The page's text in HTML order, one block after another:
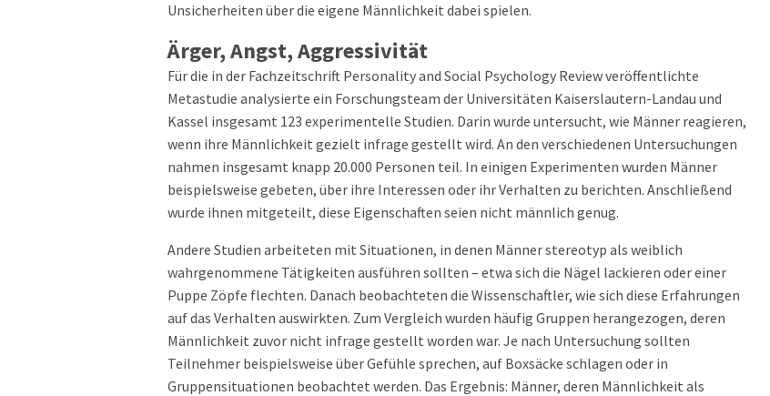
Unsicherheiten über die eigene Männlichkeit dabei spielen.
Ärger, Angst, Aggressivität
Für die in der Fachzeitschrift Personality and Social Psychology Review veröffentlichte
Metastudie analysierte ein Forschungsteam der Universitäten Kaiserslautern-Landau und
Kassel insgesamt 123 experimentelle Studien. Darin wurde untersucht, wie Männer reagieren,
wenn ihre Männlichkeit gezielt infrage gestellt wird. An den verschiedenen Untersuchungen
nahmen insgesamt knapp 20.000 Personen teil. In einigen Experimenten wurden Männer
beispielsweise gebeten, über ihre Interessen oder ihr Verhalten zu berichten. Anschließend
wurde ihnen mitgeteilt, diese Eigenschaften seien nicht männlich genug.
Andere Studien arbeiteten mit Situationen, in denen Männer stereotyp als weiblich
wahrgenommene Tätigkeiten ausführen sollten – etwa sich die Nägel lackieren oder einer
Puppe Zöpfe flechten. Danach beobachteten die Wissenschaftler, wie sich diese Erfahrungen
auf das Verhalten auswirkten. Zum Vergleich wurden häufig Gruppen herangezogen, deren
Männlichkeit zuvor nicht infrage gestellt worden war. Je nach Untersuchung sollten
Teilnehmer beispielsweise über Gefühle sprechen, auf Boxsäcke schlagen oder in
Gruppensituationen beobachtet werden. Das Ergebnis: Männer, deren Männlichkeit als